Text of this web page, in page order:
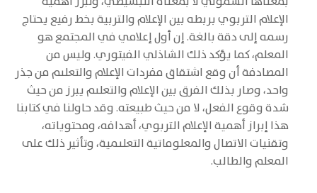
الإعلام التربوي بربطه بين الإعلام والتربية بخط رفيع يحتاج
رسمه إلى دقة بالغة. إن أول إعلامي في المجتمع هو
المعلم، كما يؤكد ذلك الشاذلي الفيتوري. وليس من
المصادفة أن وقع اشتقاق مفردات الإعلام والتعلىم من جذر
واحد، وصار بذلك الفرق بين الإعلام والتعلىم يبرز من حيث
شدة وقوع الفعل، لا من حيث طبيعته. وقد حاولنا في كتابنا
هذا إبراز أهمية الإعلام التربوي، أهدافه، ومحتوياته،
وتقنيات الاتصال والمعلوماتية التعلىمية، وتأثير ذلك على
المعلم والطالب.